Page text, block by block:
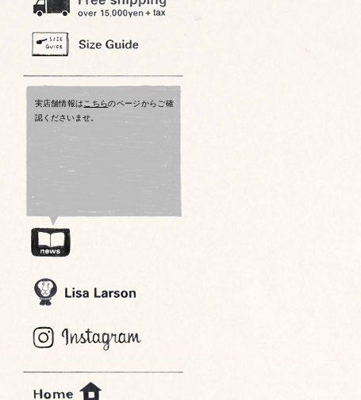
実店舗情報はこちらのページからご確
認くださいませ。